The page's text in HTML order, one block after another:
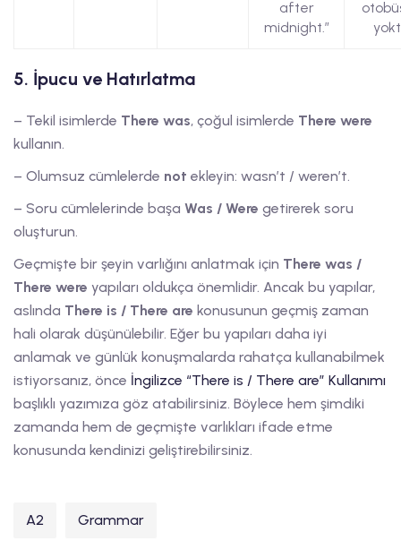
after
midnight.”
5. İpucu ve Hatırlatma
– Tekil isimlerde There was, çoğul isimlerde There were
kullanın.
– Olumsuz cümlelerde not ekleyin: wasn’t / weren’t.
– Soru cümlelerinde başa Was / Were getirerek soru
oluşturun.
Geçmişte bir şeyin varlığını anlatmak için There was /
There were yapıları oldukça önemlidir. Ancak bu yapılar,
aslında There is / There are konusunun geçmiş zaman
hali olarak düşünülebilir. Eğer bu yapıları daha iyi
anlamak ve günlük konuşmalarda rahatça kullanabilmek
istiyorsanız, önce İngilizce “There is / There are” Kullanımı
başlıklı yazımıza göz atabilirsiniz. Böylece hem şimdiki
zamanda hem de geçmişte varlıkları ifade etme
konusunda kendinizi geliştirebilirsiniz.
A2 Grammar